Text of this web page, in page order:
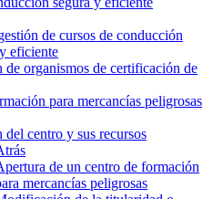
de cursos de conducción
eficiente
de organismos de certificación de
para mercancías peligrosas
del centro y sus recursos
de un centro de formación
mercancías peligrosas